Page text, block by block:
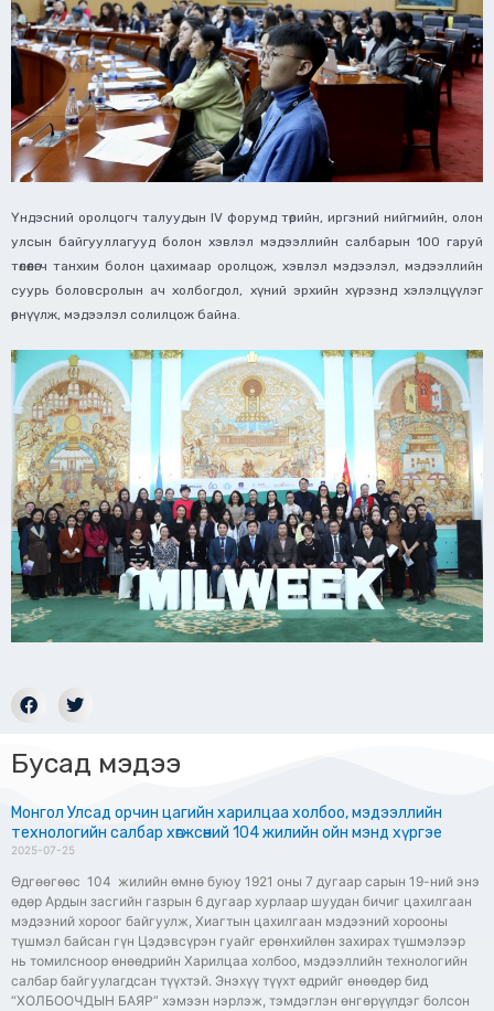
Үндэсний оролцогч талуудын IV форумд төрийн, иргэний нийгмийн, олон
улсын байгууллагууд болон хэвлэл мэдээллийн салбарын 100 гаруй
төлөөлөгч танхим болон цахимаар оролцож, хэвлэл мэдээлэл, мэдээллийн
суурь боловсролын ач холбогдол, хүний эрхийн хүрээнд хэлэлцүүлэг
өрнүүлж, мэдээлэл солилцож байна.
Бусад мэдээ
Монгол Улсад орчин цагийн харилцаа холбоо, мэдээллийн
технологийн салбар хөгжсөний 104 жилийн ойн мэнд хүргэе
2025-07-25
Өдгөөгөөс 104 жилийн өмнө буюу 1921 оны 7 дугаар сарын 19-ний энэ
өдөр Ардын засгийн газрын 6 дугаар хурлаар шуудан бичиг цахилгаан
мэдээний хороог байгуулж, Хиагтын цахилгаан мэдээний хорооны
түшмэл байсан гүн Цэдэвсүрэн гуайг ерөнхийлөн захирах түшмэлээр
нь томилсноор өнөөдрийн Харилцаа холбоо, мэдээллийн технологийн
салбар байгуулагдсан түүхтэй. Энэхүү түүхт өдрийг өнөөдөр бид
“ХОЛБООЧДЫН БАЯР” хэмээн нэрлэж, тэмдэглэн өнгөрүүлдэг болсон